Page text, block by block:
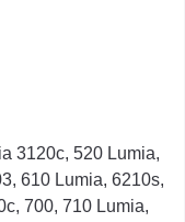
3120c, 520 Lumia,
610 Lumia, 6210s,
700, 710 Lumia,